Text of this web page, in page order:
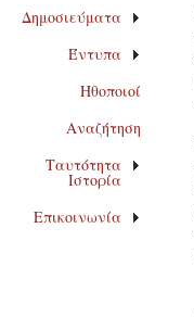
Δημοσιεύματα
Έντυπα
Ηθοποιοί
Αναζήτηση
Ταυτότητα
Ιστορία
Επικοινωνία